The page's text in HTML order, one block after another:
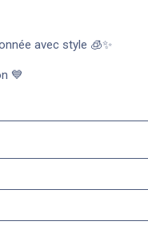
avec style 🧊✨
💙